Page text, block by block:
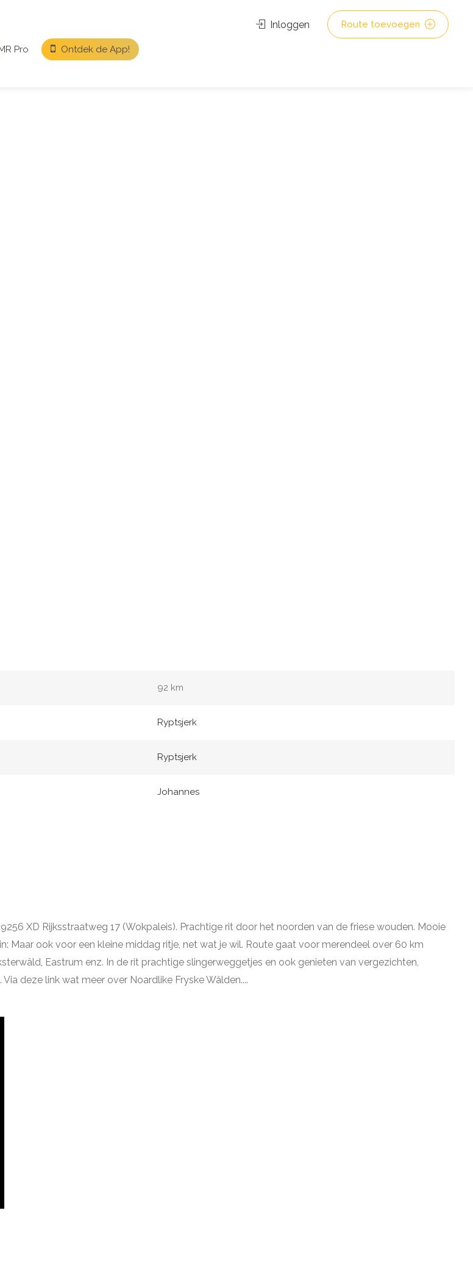
Pro
Ontdek de App!
Inloggen Route toevoegen
92 km
Ryptsjerk
Ryptsjerk
Johannes
XD Rijksstraatweg 17 (Wokpaleis). Prachtige rit door het noorden van de friese wouden. Mooie
Maar ook voor een kleine middag ritje, net wat je wil. Route gaat voor merendeel over 60 km
Eastrum enz. In de rit prachtige slingerweggetjes en ook genieten van vergezichten,
deze link wat meer over Noardlike Fryske Wâlden....